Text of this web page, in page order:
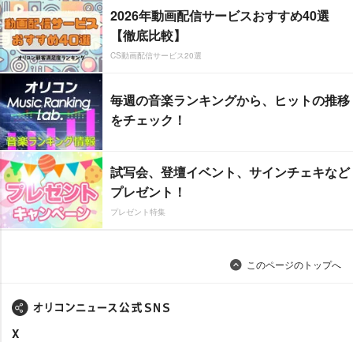
2026年動画配信サービスおすすめ40選
【徹底比較】
CS動画配信サービス20選
毎週の音楽ランキングから、ヒットの推移
をチェック！
試写会、登壇イベント、サインチェキなど
プレゼント！
プレゼント特集
このページのトップへ
X